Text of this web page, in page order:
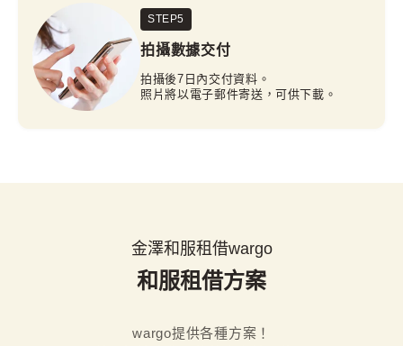
STEP5
拍攝數據交付
拍攝後7日內交付資料。
照片將以電子郵件寄送，可供下載。
金澤和服租借wargo
和服租借方案
wargo提供各種方案！